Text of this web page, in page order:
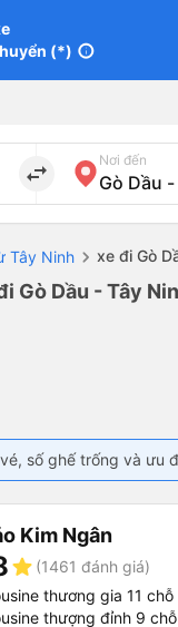
(*) info
import_export
Nơi đến
Tây Ninh xe đi Gò
Gò Dầu - Tây
số ghế trống và ưu
Kim Ngân
star (1461 đánh giá)
thương gia 11 chỗ
thượng đỉnh 9 chỗ